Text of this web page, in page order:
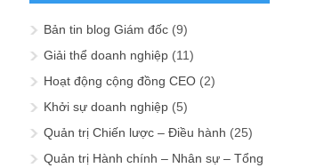
Bản tin blog Giám đốc (9)
Giải thể doanh nghiệp (11)
Hoạt động cộng đồng CEO (2)
Khởi sự doanh nghiệp (5)
Quản trị Chiến lược – Điều hành (25)
Quản trị Hành chính – Nhân sự – Tổng